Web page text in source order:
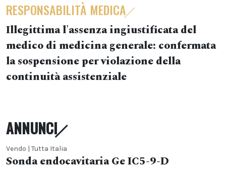
RESPONSABILITÀ MEDICA
Illegittima l'assenza ingiustificata del
medico di medicina generale: confermata
la sospensione per violazione della
continuità assistenziale
ANNUNCI
Vendo | Tutta Italia
Sonda endocavitaria Ge IC5-9-D